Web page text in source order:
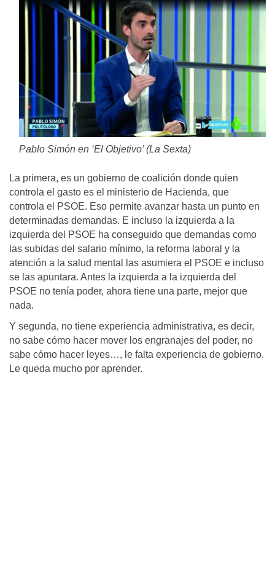
Pablo Simón en ‘El Objetivo’ (La Sexta)
La primera, es un gobierno de coalición donde quien
controla el gasto es el ministerio de Hacienda, que
controla el PSOE. Eso permite avanzar hasta un punto en
determinadas demandas. E incluso la izquierda a la
izquierda del PSOE ha conseguido que demandas como
las subidas del salario mínimo, la reforma laboral y la
atención a la salud mental las asumiera el PSOE e incluso
se las apuntara. Antes la izquierda a la izquierda del
PSOE no tenía poder, ahora tiene una parte, mejor que
nada.
Y segunda, no tiene experiencia administrativa, es decir,
no sabe cómo hacer mover los engranajes del poder, no
sabe cómo hacer leyes…, le falta experiencia de gobierno.
Le queda mucho por aprender.